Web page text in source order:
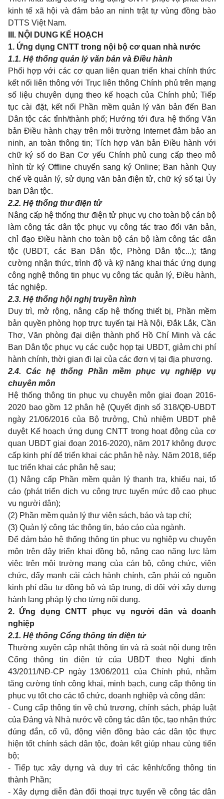
kinh tế xã hội và đảm bảo an ninh trật tự vùng đồng bào
DTTS Việt Nam.
III. NỘI DUNG KẾ HOẠCH
1. Ứng dụng CNTT trong nội bộ cơ quan nhà nước
1.1. Hệ thống quản lý văn bản và Điều hành
Phối hợp với các cơ quan liên quan triển khai chính thức
kết nối liên thông với Trục liên thông Chính phủ trên mạng
số
liệu chuyên dụng theo kế hoạch của Chính phủ; Tiếp
tục cài đặt, kết nối Phần mềm quản lý văn bản đến Ban
Dân tộc các tỉnh/thành phố; Hướng tới đưa hệ thống Văn
bản Điều hành chạy trên môi trường Internetđảm bảoan
ninh, an toàn thông tin; Tích hợp văn bản Điều hành với
chữ ký số do Ban Cơ yếu Chính phủ cung cấp theo mô
hình từ ký Offline chuyển sang ký Online; Ban hành Quy
chế về quản lý, sử dụng văn bản điện tử, chữ ký số tại Ủy
ban Dân tộc.
2.2. Hệ thống thư điện tử
Nâng cấp hệ thống thư điện tử phục vụ cho toàn bộ cán bộ
làm công tác dân tộc phục vụ công tác trao đổi văn bản,
chỉ đạo Điều hành cho toàn bộ cán bộ làm công tác dân
tộc (UBDT, các Ban Dân tộc, Phòng Dân tộc...); tăng
cường nhận thức, trình độ và kỹ năng khai thác ứng dụng
công nghệ thông tin phục vụ công tác quản lý, Điều hành,
tác nghiệp.
2.3. Hệ thống hội nghị truyền hình
Duy trì, mở rộng, nâng cấp hệ thống thiết bị, Phần mềm
bản quyền phòng họp trực tuyến tại Hà Nội, Đắk Lắk, Cần
Thơ, Văn phòng đại diện thành phố Hồ Chí Minh và các
Ban Dân tộc phục vụ các cuộc họp tại UBDT, giảm chi phí
hành chính, thời gian đi lại của các đơn vị tại địa phương.
2.4. Các hệ thống Phần mềm phục vụ nghiệp vụ
chuyên môn
Hệ thống thông tin phục vụ chuyên môn giai đoạn 2016-
2020 bao gồm 12 phân hệ (Quyết định số 318/QĐ-UBDT
ngày 21/06/2016 của Bộ trưởng, Chủ nhiệm UBDT phê
duyệt Kế hoạch ứng dụng CNTT trong hoạt động của cơ
quan UBDT giai đoạn 2016-2020), năm 2017 không được
cấp kinh phí để triển khai các phân hệ này. Năm 2018, tiếp
tục triển khai các phân hệ sau;
(1) Nâng cấp Phần mềm quản lý thanh tra, khiếu nại, tố
cáo (phát triển dịch vụ công trực tuyến mức độ cao phục
vụ người dân);
(2) Phần mềm quản lý thư viện sách, báo và tạp chí;
(3) Quản lý công tác thông tin, báo cáo của ngành.
Để đảm bảo hệ thống thông tin phục vụ nghiệp vụ chuyên
môn trên đây triển khai đồng bộ, nâng cao năng lực làm
việc trên môi trường mạng của cán bộ, công chức, viên
chức, đẩy mạnh cải cách hành chính, cần phải có nguồn
kinh phí đầu tư đồng bộ và tập trung, đi đôi với xây dựng
hành lang pháp lý cho từng nội dung.
2. Ứng dụng CNTT phục vụ người dân và doanh
nghiệp
2.1. Hệ thống Cổng thông tin điện tử
Thường xuyên cập nhật thông tin và rà soát nội dung trên
Cổng thông tin điện tử của UBDT theo Nghị định
43/2011/NĐ-CP ngày 13/06/2011 của Chính phủ, nhằm
tăng cường tính công khai, minh bạch, cung cấp thông tin
phục vụ tốt cho các tổ chức, doanh nghiệp và công dân:
- Cung cấp thông tin về chủ trương, chính sách, pháp luật
của Đảng và Nhà nước về công tác dân tộc, tạo nhận thức
đúng đắn, cổ vũ, động viên đồng bào các dân tộc thực
hiện tốt chính sách dân tộc, đoàn kết giúp nhau cùng tiến
bộ;
- Tiếp tục xây dựng và duy trì các kênh/cổng thông tin
thành Phần;
- Xây dựng diễn đàn đối thoại trực tuyến về công tác dân